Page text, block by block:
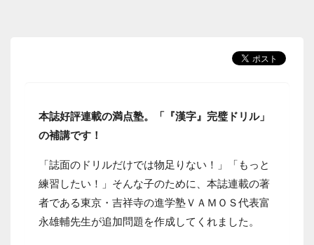
本誌好評連載の満点塾。「『漢字』完璧ドリル」
の補講です！
「誌面のドリルだけでは物足りない！」「もっと
練習したい！」そんな子のために、本誌連載の著
者である東京・吉祥寺の進学塾ＶＡＭＯＳ代表富
永雄輔先生が追加問題を作成してくれました。